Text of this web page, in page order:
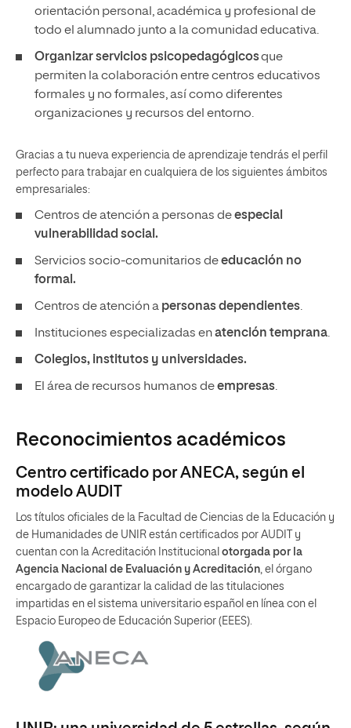
orientación personal, académica y profesional de
todo el alumnado junto a la comunidad educativa.
Organizar servicios psicopedagógicosque
permiten la colaboración entre centros educativos
formales y no formales, así como diferentes
organizaciones y recursos del entorno.
Gracias a tu nueva experiencia de aprendizaje tendrás el perfil
perfecto para trabajar en cualquiera de los siguientes ámbitos
empresariales:
Centros de atención a personas deespecial
vulnerabilidad social.
Servicios socio-comunitarios deeducación no
formal.
Centros de atención a personas dependientes.
Instituciones especializadas enatención temprana.
Colegios, institutos y universidades.
El área de recursos humanos deempresas.
Reconocimientos académicos
Centro certificado por ANECA, según el
modelo AUDIT
Los títulos oficiales de la Facultad de Ciencias de la Educación y
de Humanidades de UNIR están certificados por AUDIT y
cuentan con la Acreditación Institucional otorgada por la
Agencia Nacional de Evaluación y Acreditación, el órgano
encargado de garantizar la calidad de las titulaciones
impartidas en el sistema universitario español en línea con el
Espacio Europeo de Educación Superior (EEES).